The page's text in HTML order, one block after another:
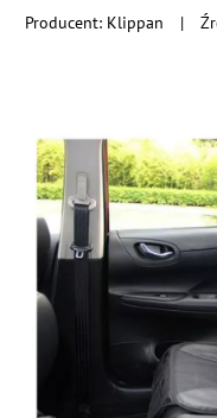
Producent: Klippan |